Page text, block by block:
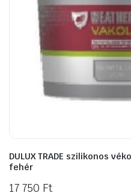
DULUX TRADE szilikonos
fehér
17 750 Ft